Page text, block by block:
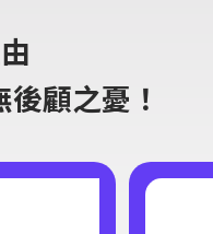
顧之憂！